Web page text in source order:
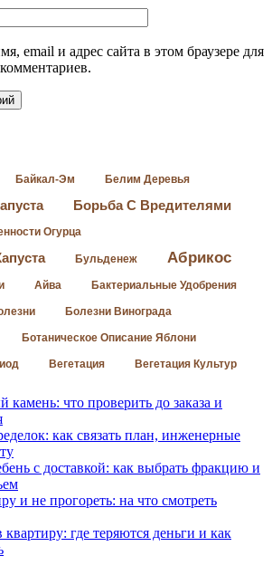
email и адрес сайта в этом браузере для
Байкал-Эм Белим Деревья
Борьба С Вредителями
Огурца
Бульденеж Абрикос
Айва Бактериальные Удобрения
Болезни Винограда
Ботаническое Описание Яблони
Вегетация Вегетация Культур
камень: что проверить до заказа и
как связать план, инженерные
с доставкой: как выбрать фракцию и
и не прогореть: на что смотреть
где теряются деньги и как